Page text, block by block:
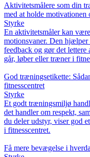
Aktivitetsmålere som din
med at holde
Styrke
En aktivitetsmåler kan
motionsvaner. Den
feedback og gør det lettere
går, løber eller træner i
God træningsetikette:
fitnesscentret
Styrke
Et godt træningsmiljø
det handler om respekt,
du deler udstyr, viser god
i fitnesscentret.
Få mere bevægelse i